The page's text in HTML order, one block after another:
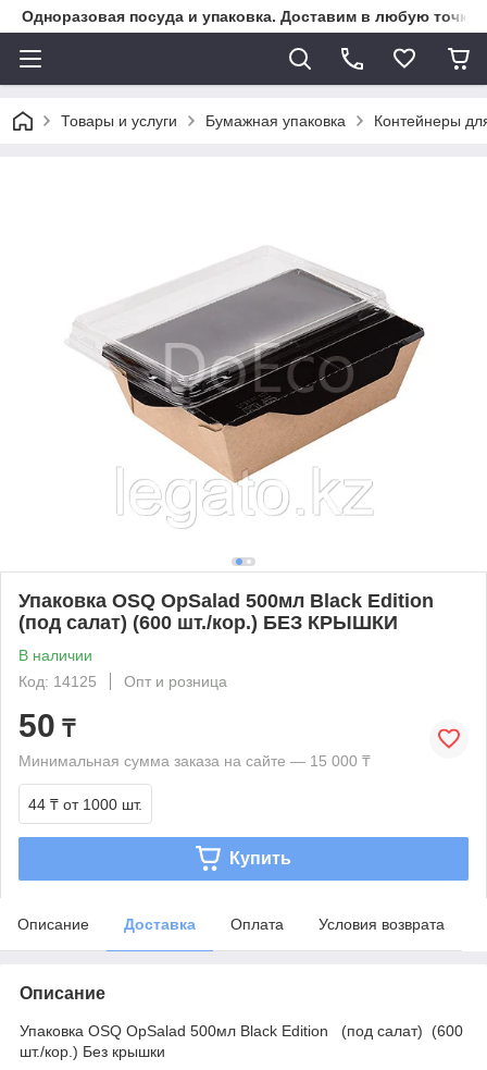
Одноразовая посуда и упаковка. Доставим в любую точку
Товары и услуги Бумажная упаковка Контейнеры
Упаковка OSQ OpSalad 500мл Black Edition
(под салат) (600 шт./кор.) БЕЗ КРЫШКИ
В наличии
Код: 14125
Опт и розница
50 ₸
Минимальная сумма заказа на сайте — 15 000 ₸
44 ₸ от 1000 шт.
Купить
Описание Доставка Оплата Условия возврата
Описание
Упаковка OSQ OpSalad 500мл Black Edition (под салат) (600
шт./кор.) Без крышки